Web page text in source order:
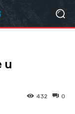
u
0
432